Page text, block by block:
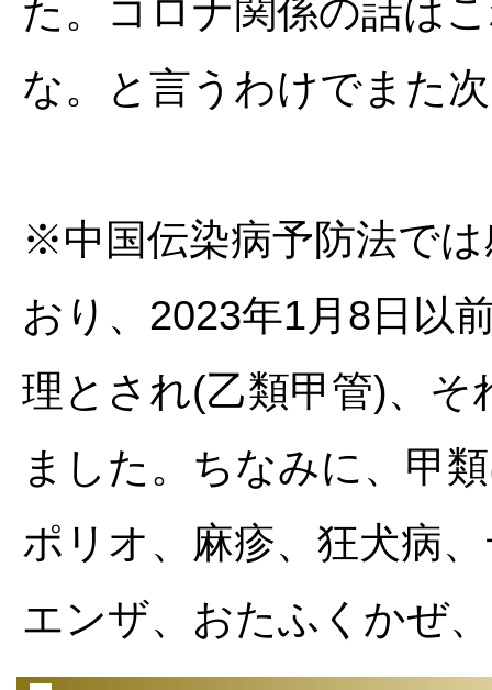
た。コロナ関係の話は
な。と言うわけでまた
※中国伝染病予防法で
おり、2023年1月8日以
理とされ(乙類甲管)、
ました。ちなみに、甲
ポリオ、麻疹、狂犬病
エンザ、おたふくかぜ